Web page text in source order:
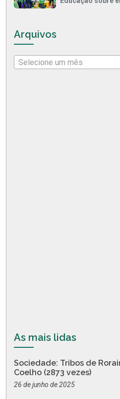
Arquivos
Selecione um mês
As mais lidas
Sociedade: Tribos de
Coelho (2873 vezes)
26 de junho de 2025